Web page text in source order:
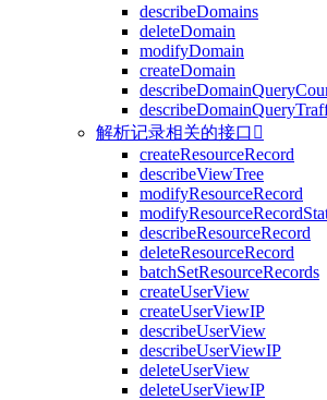
describeDomains
deleteDomain
modifyDomain
createDomain
解析记录相关的接口 
createResourceRecord
describeViewTree
modifyResourceRecord
describeResourceRecord
deleteResourceRecord
batchSetResourceRecords
createUserView
createUserViewIP
describeUserView
describeUserViewIP
deleteUserView
deleteUserViewIP